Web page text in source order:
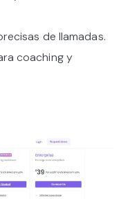
de llamadas.
coaching y